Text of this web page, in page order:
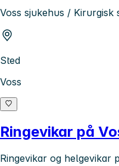
Voss sjukehus / Kirurgisk
Sted
Voss
Ringevikar på
Ringevikar og helgevikar